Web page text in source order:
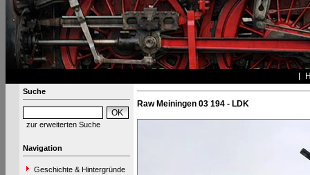
Suche
zur erweiterten Suche
Navigation
Geschichte & Hintergründe
Raw Meiningen 03 194 - LDK